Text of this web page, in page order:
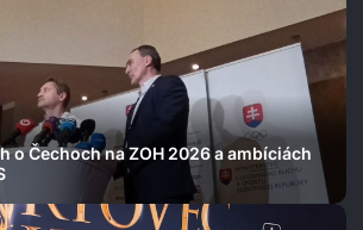
o Čechoch na ZOH 2026 a ambíciách